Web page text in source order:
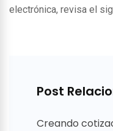
electrónica, revisa el
Post
Creando